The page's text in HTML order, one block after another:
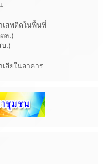
เสพติดในพื้นที่
ล.)
.)
สียในอาคาร